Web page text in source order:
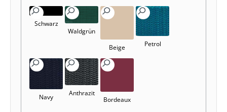
Schwarz
Waldgrün
Beige
Petrol
Navy Anthrazit
Bordeaux